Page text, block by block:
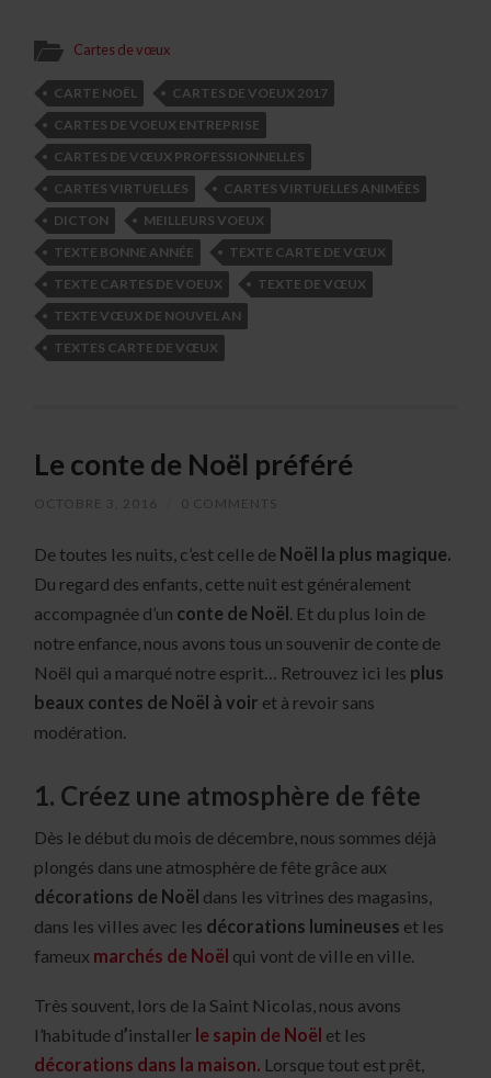
Cartes de vœux
CARTE NOËL
CARTES DE VOEUX 2017
CARTES DE VOEUX ENTREPRISE
CARTES DE VŒUX PROFESSIONNELLES
CARTES VIRTUELLES
CARTES VIRTUELLES ANIMÉES
DICTON
MEILLEURS VOEUX
TEXTE BONNE ANNÉE
TEXTE CARTE DE VŒUX
TEXTE CARTES DE VOEUX
TEXTE DE VŒUX
TEXTE VŒUX DE NOUVEL AN
TEXTES CARTE DE VŒUX
Le conte de Noël préféré
OCTOBRE 3, 2016 0 COMMENTS
De toutes les nuits, c’est celle de Noël la plus magique.
Du regard des enfants, cette nuit est généralement
accompagnée d’un conte de Noël . Et du plus loin de
notre enfance, nous avons tous un souvenir de conte de
Noël qui a marqué notre esprit… Retrouvez ici les plus
beaux contes de Noël à voir et à revoir sans
modération.
1. Créez une atmosphère de fête
Dès le début du mois de décembre, nous sommes déjà
plongés dans une atmosphère de fête grâce aux
décorations de Noël dans les vitrines des magasins,
dans les villes avec les décorations lumineuses et les
fameux marchés de Noël qui vont de ville en ville.
Très souvent, lors de la Saint Nicolas, nous avons
l’habitude d’installer le sapin de Noël et les
décorations dans la maison. Lorsque tout est prêt,